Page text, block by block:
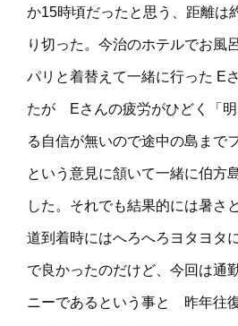
か15時頃だったと思う、距離は
り切った。今治のホテルでお風
パリと着替えて一緒に行った E
たが Eさんの疲労がひどく「
る自信が無いので途中の島まで
という意見に頷いて一緒に伯方
した。それでも結果的には暑さ
道到着時にはへろへろヨタヨタ
で良かったのだけど、今回は通
ニーであるという事と 昨年往